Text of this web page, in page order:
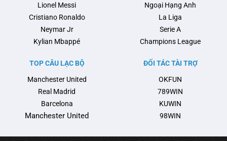
Lionel Messi
Cristiano Ronaldo
Neymar Jr
Kylian Mbappé
Ngoại Hạng Anh
La Liga
Serie A
Champions League
TOP CÂU LẠC BỘ
Manchester United
Real Madrid
Barcelona
Manchester United
ĐỐI TÁC TÀI TRỢ
OKFUN
789WIN
KUWIN
98WIN